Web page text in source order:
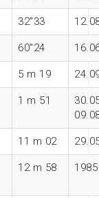
32″33
60″24
5 m 19
1 m 51
11 m 02
12 m 58 1985